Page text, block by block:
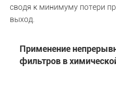
сводя к минимуму потери
выход.
Применение
фильтров в